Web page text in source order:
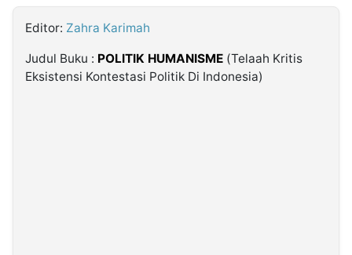
Editor: Zahra Karimah
Judul Buku : POLITIK HUMANISME (Telaah Kritis
Eksistensi Kontestasi Politik Di Indonesia)